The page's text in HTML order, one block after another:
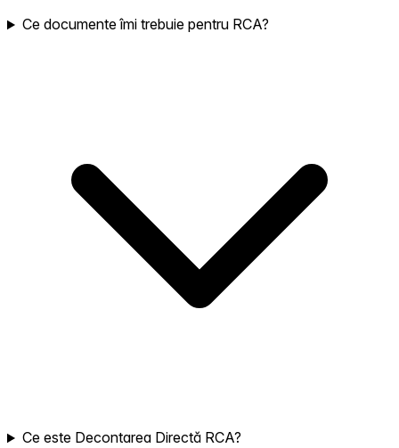
Ce documente îmi trebuie pentru RCA?
Ce este Decontarea Directă RCA?